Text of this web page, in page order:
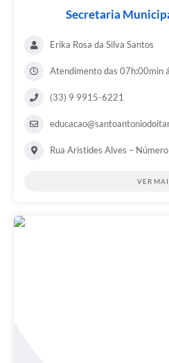
Secretaria
Erika Rosa da Silva Santos
Atendimento das 07h:00min
(33) 9 9915-6221
Rua Aristides Alves –
VER